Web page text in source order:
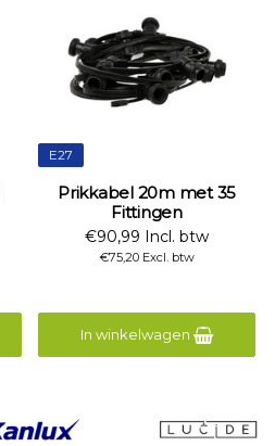
E27
Prikkabel 20m met 35
Fittingen
€90,99 Incl. btw
€75,20 Excl. btw
In winkelwagen